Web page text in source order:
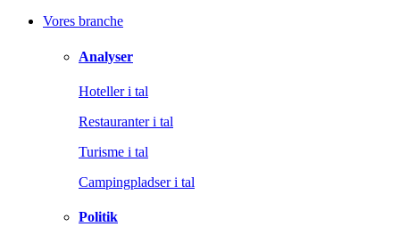
Vores branche
Analyser
Hoteller i tal
Restauranter i tal
Turisme i tal
Campingpladser i tal
Politik